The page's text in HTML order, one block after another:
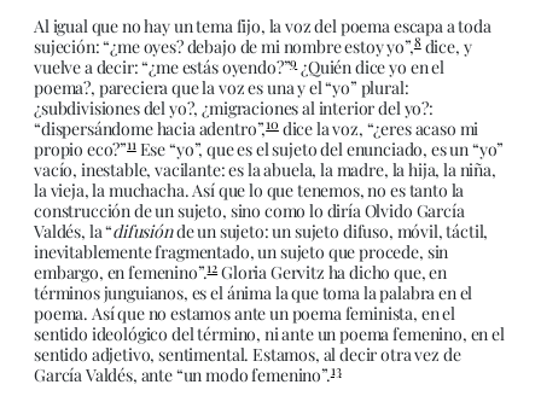
Al igual que no hay un tema fijo, la voz del poema escapa a toda
sujeción: “¿me oyes? debajo de mi nombre estoy yo”,8dice, y
vuelve a decir: “¿me estás oyendo?”9¿Quién dice yo en el
poema?, pareciera que la voz es una y el “yo” plural:
¿subdivisiones del yo?, ¿migraciones al interior del yo?:
“dispersándome hacia adentro”,10dice la voz, “¿eres acaso mi
propio eco?”11Ese “yo”, que es el sujeto del enunciado, es un “yo”
vacío, inestable, vacilante: es la abuela, la madre, la hija, la niña,
la vieja, la muchacha. Así que lo que tenemos, no es tanto la
construcción de un sujeto, sino como lo diría Olvido García
Valdés, la “difusiónde un sujeto: un sujeto difuso, móvil, táctil,
inevitablemente fragmentado, un sujeto que procede, sin
embargo, en femenino”.12Gloria Gervitz ha dicho que, en
términos junguianos, es el ánima la que toma la palabra en el
poema. Así que no estamos ante un poema feminista, en el
sentido ideológico del término, ni ante un poema femenino, en el
sentido adjetivo, sentimental. Estamos, al decir otra vez de
García Valdés, ante “un modo femenino”.13